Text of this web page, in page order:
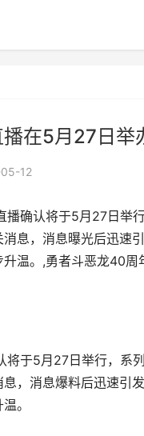
在5月27日
12
确认将于5月27日举
息，消息曝光后迅速
温。,勇者斗恶龙40
于5月27日举行，系
，消息爆料后迅速引
。